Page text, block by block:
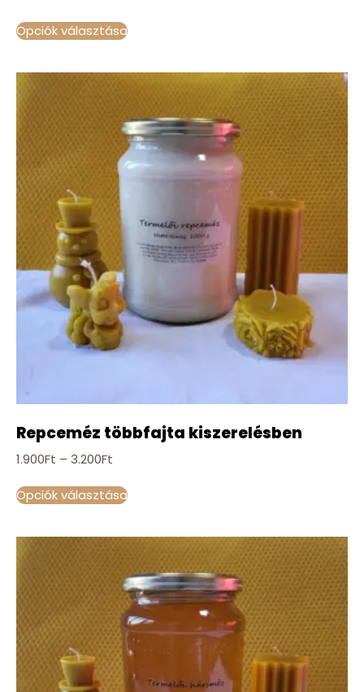
Opciók választása
Repceméz többfajta kiszerelésben
1.900Ft – 3.200Ft
Opciók választása